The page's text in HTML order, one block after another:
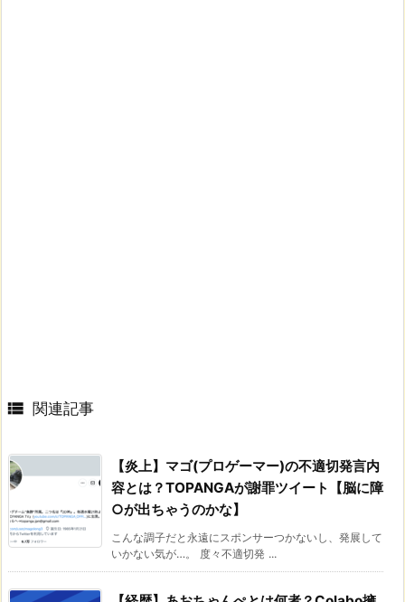
 関連記事
【炎上】マゴ(プロゲーマー)の不適切発言内
容とは？TOPANGAが謝罪ツイート【脳に障
○が出ちゃうのかな】
こんな調子だと永遠にスポンサーつかないし、発展して
いかない気が…。 度々不適切発 ...